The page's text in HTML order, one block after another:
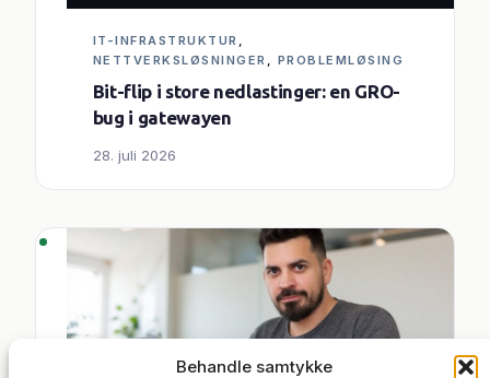
Behandle samtykke
IT-INFRASTRUKTUR
NETTVERKSLØSNINGER , PROBLEMLØSING
Bit-flip i store nedlastinger: en GRO-
bug i gatewayen
28. juli 2026